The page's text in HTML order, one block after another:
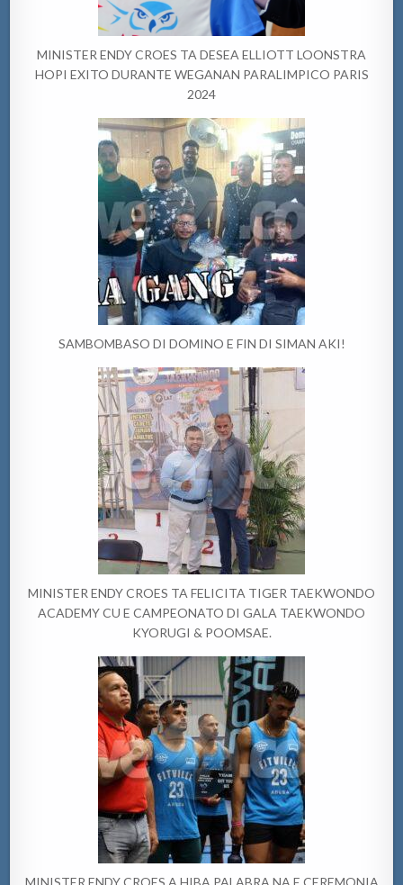
MINISTER ENDY CROES TA DESEA ELLIOTT LOONSTRA
HOPI EXITO DURANTE WEGANAN PARALIMPICO PARIS
2024
SAMBOMBASO DI DOMINO E FIN DI SIMAN AKI!
MINISTER ENDY CROES TA FELICITA TIGER TAEKWONDO
ACADEMY CU E CAMPEONATO DI GALA TAEKWONDO
KYORUGI & POOMSAE.